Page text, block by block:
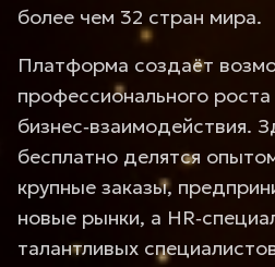
более чем 32 стран мира.
Платформа создаёт
профессионального роста
бизнес‑взаимодействия.
бесплатно делятся
крупные заказы,
новые рынки, а
талантливых